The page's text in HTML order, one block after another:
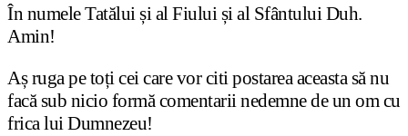
În numele Tatălui și al Fiului și al Sfântului Duh.
Amin!
Aș ruga pe toți cei care vor citi postarea aceasta să nu
facă sub nicio formă comentarii nedemne de un om cu
frica lui Dumnezeu!